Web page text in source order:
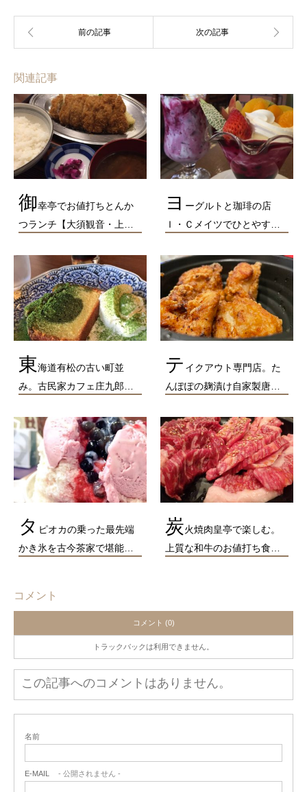
関連記事
御幸亭でお値打ちとんか
つランチ【大須観音・上…
ヨ ーグルトと珈琲の店
Ｉ・Ｃメイツでひとやす…
東海道有松の古い町並
み。古民家カフェ庄九郎…
テ イクアウト専門店。た
んぽぽの麹漬け自家製唐…
タ ピオカの乗った最先端
かき氷を古今茶家で堪能…
炭火焼肉皇亭で楽しむ。
上質な和牛のお値打ち食…
コメント
コメント (0)
トラックバックは利用できません。
この記事へのコメントはありません。
名前
E-MAIL - 公開されません -